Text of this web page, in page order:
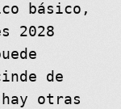
básico,
2028
de
otras